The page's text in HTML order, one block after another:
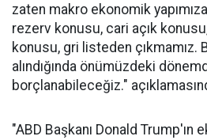
zaten makro ekonomik
rezerv konusu, cari açık
konusu, gri listeden çıkmamız.
alındığında önümüzdeki
borçlanabileceğiz."
"ABD Başkanı Donald Trump'ın